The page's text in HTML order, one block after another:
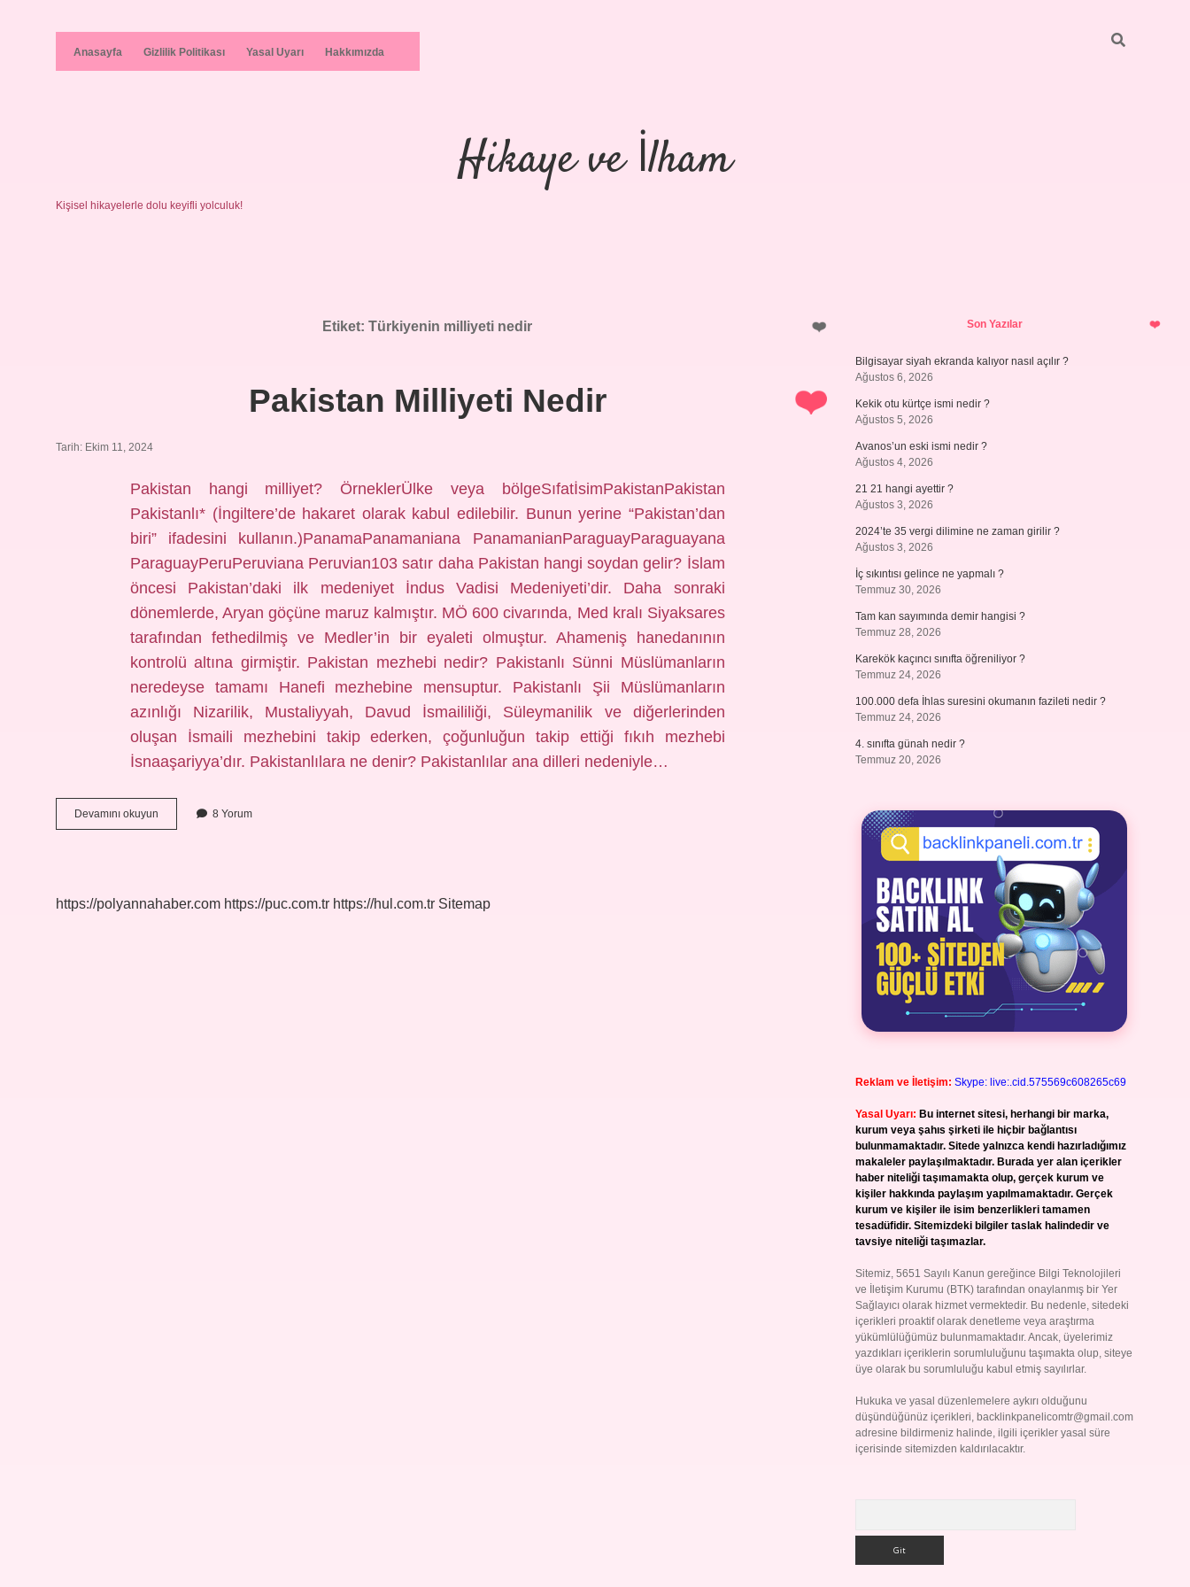
Anasayfa Gizlilik Politikası Yasal Uyarı Hakkımızda
Hikaye ve İlham
Kişisel hikayelerle dolu keyifli yolculuk!
Etiket:Türkiyenin milliyeti nedir
Pakistan Milliyeti Nedir
Tarih: Ekim 11, 2024
Pakistan hangi milliyet? ÖrneklerÜlke veya bölgeSıfatİsimPakistanPakistan
Pakistanlı* (İngiltere’de hakaret olarak kabul edilebilir. Bunun yerine “Pakistan’dan
biri” ifadesini kullanın.)PanamaPanamaniana PanamanianParaguayParaguayana
ParaguayPeruPeruviana Peruvian103 satır daha Pakistan hangi soydan gelir? İslam
öncesi Pakistan’daki ilk medeniyet İndus Vadisi Medeniyeti’dir. Daha sonraki
dönemlerde, Aryan göçüne maruz kalmıştır. MÖ 600 civarında, Med kralı Siyaksares
tarafından fethedilmiş ve Medler’in bir eyaleti olmuştur. Ahameniş hanedanının
kontrolü altına girmiştir. Pakistan mezhebi nedir? Pakistanlı Sünni Müslümanların
neredeyse tamamı Hanefi mezhebine mensuptur. Pakistanlı Şii Müslümanların
azınlığı Nizarilik, Mustaliyyah, Davud İsmaililiği, Süleymanilik ve diğerlerinden
oluşan İsmaili mezhebini takip ederken, çoğunluğun takip ettiği fıkıh mezhebi
İsnaaşariyya’dır. Pakistanlılara ne denir? Pakistanlılar ana dilleri nedeniyle…
Devamını okuyun Pakistan
Milliyeti
8 Yorum
https://polyannahaber.com https://puc.com.tr https://hul.com.tr Sitemap
SidebarSon Yazılar
Bilgisayar siyah ekranda kalıyor nasıl açılır ?
Ağustos 6, 2026
Kekik otu kürtçe ismi nedir ?
Ağustos 5, 2026
Avanos’un eski ismi nedir ?
Ağustos 4, 2026
21 21 hangi ayettir ?
Ağustos 3, 2026
2024’te 35 vergi dilimine ne zaman girilir ?
Ağustos 3, 2026
İç sıkıntısı gelince ne yapmalı ?
Temmuz 30, 2026
Tam kan sayımında demir hangisi ?
Temmuz 28, 2026
Karekök kaçıncı sınıfta öğreniliyor ?
Temmuz 24, 2026
100.000 defa İhlas suresini okumanın fazileti nedir ?
Temmuz 24, 2026
4. sınıfta günah nedir ?
Temmuz 20, 2026
Reklam ve İletişim: Skype: live:.cid.575569c608265c69
Yasal Uyarı: Bu internet sitesi, herhangi bir marka,
kurum veya şahıs şirketi ile hiçbir bağlantısı
bulunmamaktadır. Sitede yalnızca kendi hazırladığımız
makaleler paylaşılmaktadır. Burada yer alan içerikler
haber niteliği taşımamakta olup, gerçek kurum ve
kişiler hakkında paylaşım yapılmamaktadır. Gerçek
kurum ve kişiler ile isim benzerlikleri tamamen
tesadüfidir. Sitemizdeki bilgiler taslak halindedir ve
tavsiye niteliği taşımazlar.
Sitemiz, 5651 Sayılı Kanun gereğince Bilgi Teknolojileri
ve İletişim Kurumu (BTK) tarafından onaylanmış bir Yer
Sağlayıcı olarak hizmet vermektedir. Bu nedenle, sitedeki
içerikleri proaktif olarak denetleme veya araştırma
yükümlülüğümüz bulunmamaktadır. Ancak, üyelerimiz
yazdıkları içeriklerin sorumluluğunu taşımakta olup, siteye
üye olarak bu sorumluluğu kabul etmiş sayılırlar.
Hukuka ve yasal düzenlemelere aykırı olduğunu
düşündüğünüz içerikleri, backlinkpanelicomtr@gmail.com
adresine bildirmeniz halinde, ilgili içerikler yasal süre
içerisinde sitemizden kaldırılacaktır.